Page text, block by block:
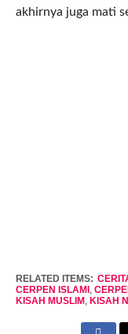
akhirnya juga mati
RELATED ITEMS:
CERPEN ISLAMI ,
KISAH MUSLIM , KISAH